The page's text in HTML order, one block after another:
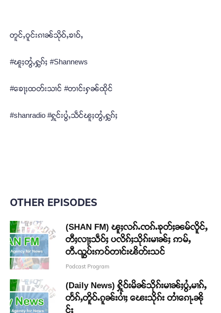
တူင်ႇဝူင်းၵၢၼ်သိုဝ်ႇၶၢဝ်ႇ
#ၽူႈတွႆႇႁွၵ်ႈ #Shannews
#ၶေႃႈထတ်းသၢင် #တၢင်းႁၼ်ထိုင်
#shanradio #ႁူင်းပွႆႇသဵင်ၽူႈတွႆႇႁွၵ်ႈ
OTHER EPISODES
(SHAN FM) ၽူႈလၵ်ႉၸၵ်ႉၶုတ်ႈၼမ်လိူင်ႇ
တီႈလႃႈသဵဝ်ႈ ပလိၵ်ႈသိုၵ်းမၢၼ်ႈ ဢမ်ႇ
တီႉၺွပ်းဢဝ်တၢင်းၽိတ်းသင်
Podcast Program
(Daily News) ႁိူဝ်းမိၼ်သိုၵ်းမၢၼ်ႈပွႆႇမၢၵ်ႇ
တႅၵ်ႇတိူဝ်ႉၵူၼ်းပၢႆႈ ၽေးသိုၵ်း တၢႆၵေႃႉၼို
င်ႈ